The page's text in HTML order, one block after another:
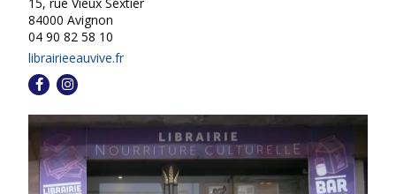
84000 Avignon
04 90 82 58 10
librairieeauvive.fr